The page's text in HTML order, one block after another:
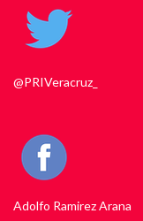
@PRIVeracruz_
Adolfo Ramirez Arana